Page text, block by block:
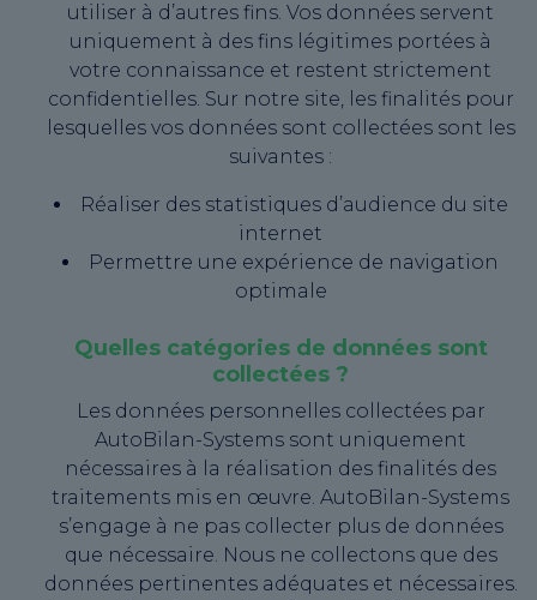
utiliser à d’autres fins. Vos données servent
uniquement à des fins légitimes portées à
votre connaissance et restent strictement
confidentielles. Sur notre site, les finalités pour
lesquelles vos données sont collectées sont les
suivantes :
Réaliser des statistiques d’audience du site
internet
Permettre une expérience de navigation
optimale
Quelles catégories de données sont
collectées ?
Les données personnelles collectées par
AutoBilan-Systems sont uniquement
nécessaires à la réalisation des finalités des
traitements mis en œuvre. AutoBilan-Systems
s’engage à ne pas collecter plus de données
que nécessaire. Nous ne collectons que des
données pertinentes adéquates et nécessaires.